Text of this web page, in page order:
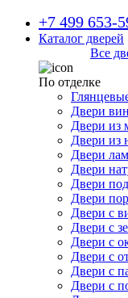
+7 499 653-
Каталог дверей
Все
По отделке
Двери
Двери из
Двери из
Двери
Двери
Двери
Двери
Двери с
Двери с
Двери с
Двери с
Двери с
Двери с